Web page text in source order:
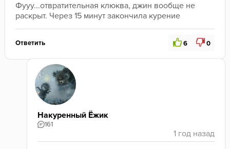
Фууу...отвратительная клюква, джин вообще не
раскрыт. Через 15 минут закончила курение
Ответить 6 0
Накуренный Ёжик
161